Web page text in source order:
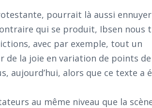
pourrait là aussi
qui se produit, Ibsen nous
avec par exemple, tout un
de la joie en variation de points
aujourd’hui, alors que ce texte a
au même niveau que la